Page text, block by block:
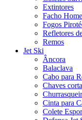
Extintores
Facho
Fogos
Refletores
Remos
Jet Ski
Âncora
Balaclava
Cabo para
Chaves
Cinta para
Colete